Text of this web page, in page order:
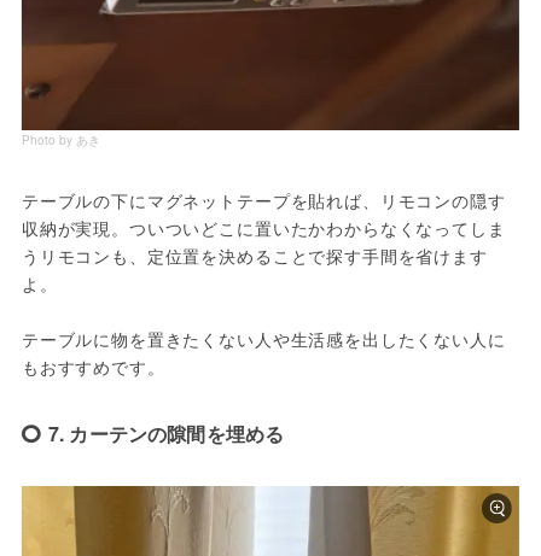
Photo by あき
テーブルの下にマグネットテープを貼れば、リモコンの隠す
収納が実現。ついついどこに置いたかわからなくなってしま
うリモコンも、定位置を決めることで探す手間を省けます
よ。
テーブルに物を置きたくない人や生活感を出したくない人に
もおすすめです。
7. カーテンの隙間を埋める